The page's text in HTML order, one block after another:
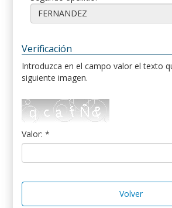
Verificación
Introduzca en el campo valor el texto
siguiente imagen.
Valor: *
Volver